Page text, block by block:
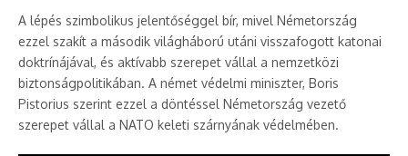
A lépés szimbolikus jelentőséggel bír, mivel Németország
ezzel szakít a második világháború utáni visszafogott katonai
doktrínájával, és aktívabb szerepet vállal a nemzetközi
biztonságpolitikában. A német védelmi miniszter, Boris
Pistorius szerint ezzel a döntéssel Németország vezető
szerepet vállal a NATO keleti szárnyának védelmében. ​